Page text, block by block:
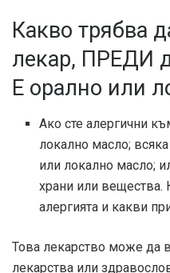
Какво трябва
лекар, ПРЕДИ
Е орално или
Ако сте алергични
локално масло;
или локално масло;
храни или вещества.
алергията и какви
Това лекарство може да
лекарства или